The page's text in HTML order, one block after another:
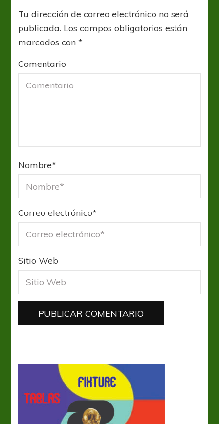
Tu dirección de correo electrónico no será
publicada. Los campos obligatorios están
marcados con*
Comentario
Nombre*
Correo electrónico*
Sitio Web